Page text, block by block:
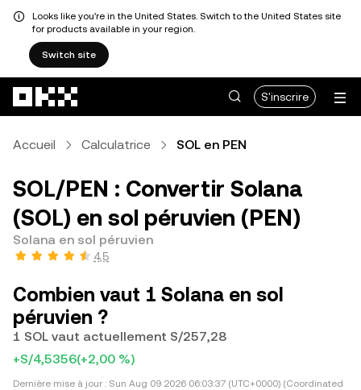
Looks like you're in the United States. Switch to the United States site
for products available in your region.
Switch site
S'inscrire
Accueil Calculatrice SOL en PEN
SOL/PEN : Convertir Solana
(SOL) en sol péruvien (PEN)
Solana en sol péruvien
4,5
Combien vaut 1 Solana en sol
péruvien ?
1 SOL vaut actuellement S/257,28
+S/4,5356(+2,00 %)
Dernière mise à jour : Sun Aug 09 2026 06:03:37 (UTC+0000) (Coordinated